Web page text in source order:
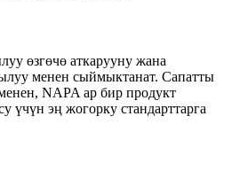
өзгөчө аткарууну жана
менен сыймыктанат. Сапатты
NAPA ар бир продукт
үчүн эң жогорку стандарттарга